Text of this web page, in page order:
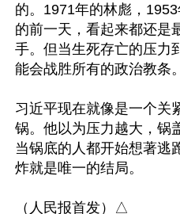
的。1971年的林彪，
的前一天，看起来都还是
手。但当生死存亡的压力
能会战胜所有的政治教条。
习近平现在就像是一个关
锅。他以为压力越大，锅
当锅底的人都开始想著逃
炸就是唯一的结局。